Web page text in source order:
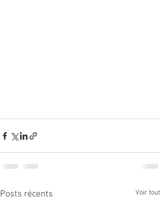
Posts récents Voir tout